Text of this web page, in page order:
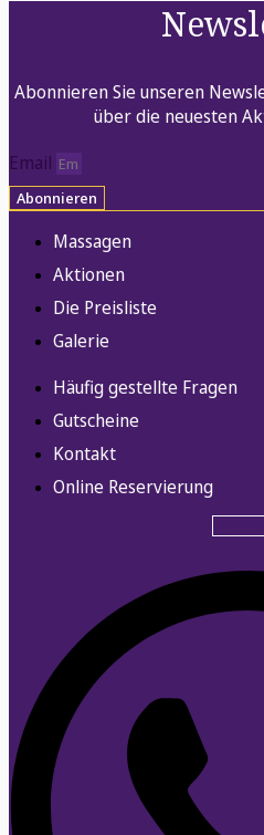
Abonnieren Sie unseren
über die neuesten
Email
Abonnieren
Massagen
Aktionen
Die Preisliste
Galerie
Häufig gestellte Fragen
Gutscheine
Kontakt
Online Reservierung